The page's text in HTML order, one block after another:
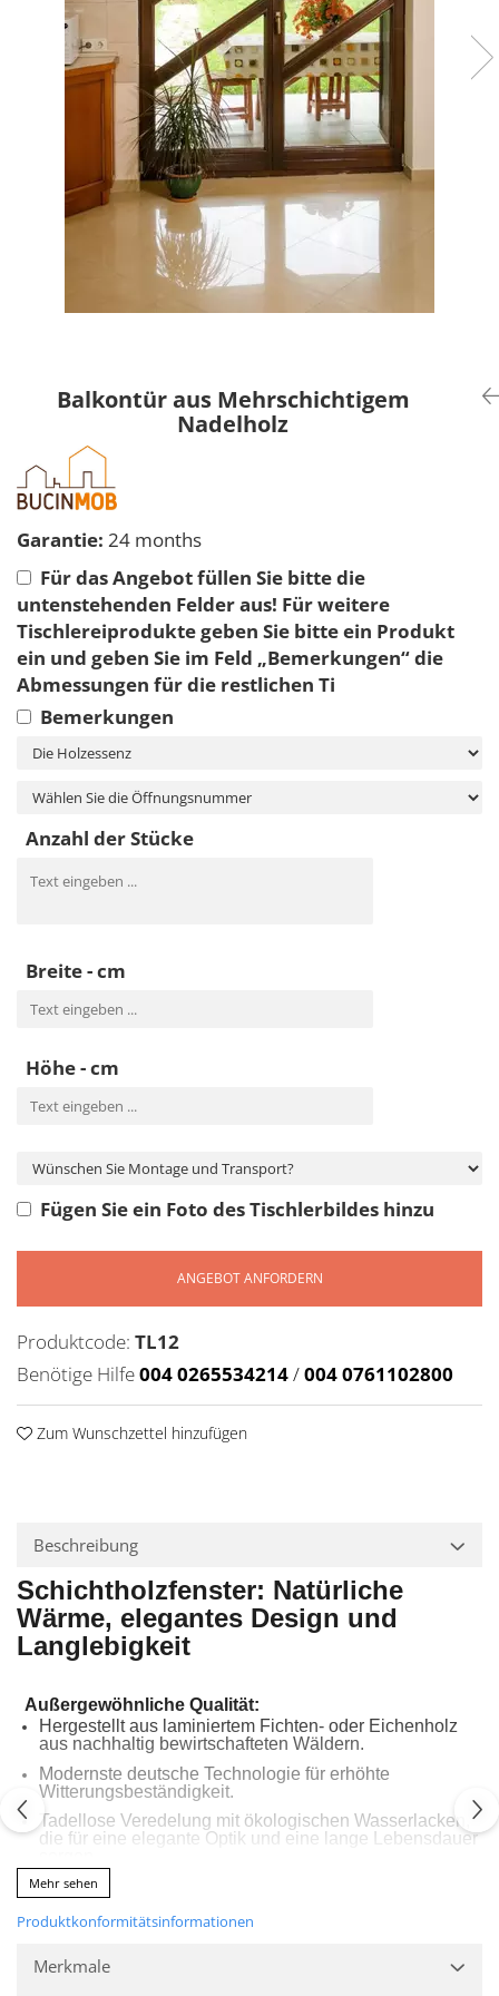
Balkontür aus Mehrschichtigem
Nadelholz
Garantie: 24 months
Für das Angebot füllen Sie bitte die
untenstehenden Felder aus! Für weitere
Tischlereiprodukte geben Sie bitte ein Produkt
ein und geben Sie im Feld „Bemerkungen“ die
Abmessungen für die restlichen Ti
Bemerkungen
Anzahl der Stücke
Breite - cm
Höhe - cm
Fügen Sie ein Foto des Tischlerbildes hinzu
ANGEBOT ANFORDERN
Produktcode: TL12
Benötige Hilfe004 0265534214/004 0761102800
Zum Wunschzettel hinzufügen
Beschreibung
Schichtholzfenster: Natürliche
Wärme, elegantes Design und
Langlebigkeit
Außergewöhnliche Qualität:
Hergestellt aus laminiertem Fichten- oder Eichenholz
aus nachhaltig bewirtschafteten Wäldern.
Modernste deutsche Technologie für erhöhte
Witterungsbeständigkeit.
Tadellose Veredelung mit ökologischen Wasserlacken,
die für eine elegante Optik und eine lange Lebensdauer
Energieeffizienz:
EUROFALZ 68 und 78 Profile,
Mehr sehen
Produktkonformitätsinformationen
Merkmale